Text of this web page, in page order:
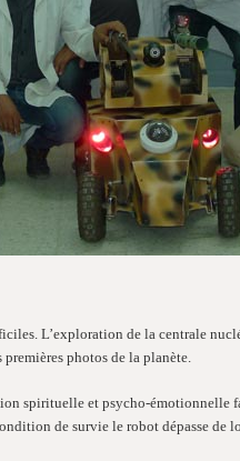
L’exploration de la centrale
premières photos de la planète.
spirituelle et psycho-
de survie le robot dépasse